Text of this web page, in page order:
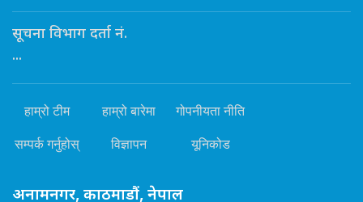
सूचना विभाग दर्ता नं.
...
हाम्रो टीम हाम्रो बारेमा गोपनीयता नीति
सम्पर्क गर्नुहोस् विज्ञापन यूनिकोड
अनामनगर, काठमाडौं, नेपाल